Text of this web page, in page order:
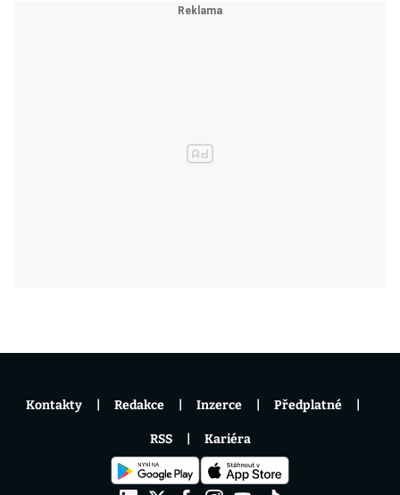
Kontakty Redakce Inzerce Předplatné
RSS Kariéra